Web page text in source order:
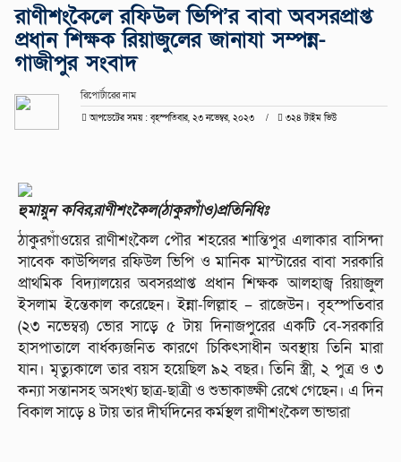
রাণীশংকৈলে রফিউল ভিপি’র বাবা অবসরপ্রাপ্ত
প্রধান শিক্ষক রিয়াজুলের জানাযা সম্পন্ন-
গাজীপুর সংবাদ
রিপোর্টারের নাম
আপডেটের সময় : বৃহস্পতিবার, ২৩ নভেম্বর, ২০২৩ ৩২৪ টাইম ভিউ
হুমায়ুন কবির,রাণীশংকৈল(ঠাকুরগাঁও)প্রতিনিধিঃ
ঠাকুরগাঁওয়ের রাণীশংকৈল পৌর শহরের শান্তিপুর এলাকার বাসিন্দা
সাবেক কাউন্সিলর রফিউল ভিপি ও মানিক মাস্টারের বাবা সরকারি
প্রাথমিক বিদ্যালয়ের অবসরপ্রাপ্ত প্রধান শিক্ষক আলহাজ্ব রিয়াজুল
ইসলাম ইন্তেকাল করেছেন। ইন্না-লিল্লাহ – রাজেউন। বৃহস্পতিবার
(২৩ নভেম্বর) ভোর সাড়ে ৫ টায় দিনাজপুরের একটি বে-সরকারি
হাসপাতালে বার্ধক্যজনিত কারণে চিকিৎসাধীন অবস্থায় তিনি মারা
যান। মৃত্যুকালে তার বয়স হয়েছিল ৯২ বছর। তিনি স্ত্রী, ২ পুত্র ও ৩
কন্যা সন্তানসহ অসংখ্য ছাত্র-ছাত্রী ও শুভাকাঙ্ক্ষী রেখে গেছেন। এ দিন
বিকাল সাড়ে ৪ টায় তার দীর্ঘদিনের কর্মস্থল রাণীশংকৈল ভান্ডারা